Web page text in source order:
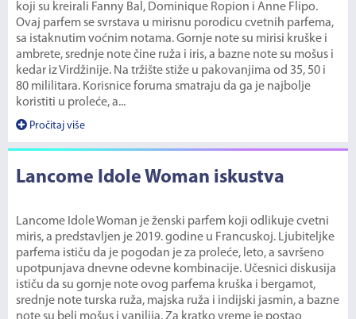
koji su kreirali Fanny Bal, Dominique Ropion i Anne Flipo.
Ovaj parfem se svrstava u mirisnu porodicu cvetnih parfema,
sa istaknutim voćnim notama. Gornje note su mirisi kruške i
ambrete, srednje note čine ruža i iris, a bazne note su mošus i
kedar iz Virdžinije. Na tržište stiže u pakovanjima od 35, 50 i
80 mililitara. Korisnice foruma smatraju da ga je najbolje
koristiti u proleće, a...
Pročitaj više
Lancome Idole Woman iskustva
Lancome Idole Woman je ženski parfem koji odlikuje cvetni
miris, a predstavljen je 2019. godine u Francuskoj. Ljubiteljke
parfema ističu da je pogodan je za proleće, leto, a savršeno
upotpunjava dnevne odevne kombinacije. Učesnici diskusija
ističu da su gornje note ovog parfema kruška i bergamot,
srednje note turska ruža, majska ruža i indijski jasmin, a bazne